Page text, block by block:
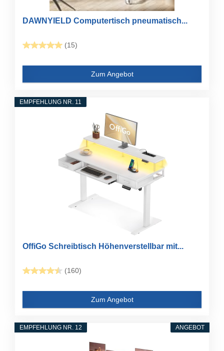
DAWNYIELD Computertisch pneumatisch...
(15)
Zum Angebot
EMPFEHLUNG NR. 11
OffiGo Schreibtisch Höhenverstellbar mit...
(160)
Zum Angebot
ANGEBOT
EMPFEHLUNG NR. 12